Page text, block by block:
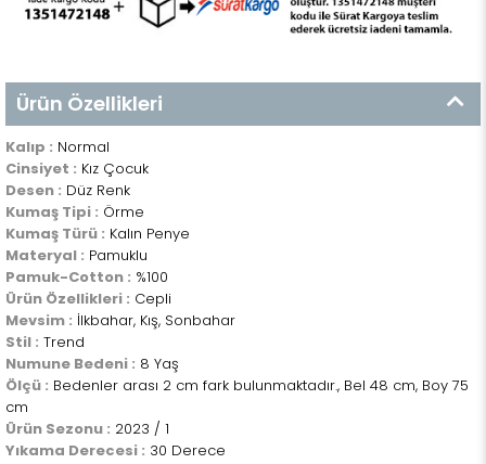
Ürün Özellikleri
Kalıp : Normal
Cinsiyet : Kız Çocuk
Desen : Düz Renk
Kumaş Tipi : Örme
Kumaş Türü : Kalın Penye
Materyal : Pamuklu
Pamuk-Cotton : %100
Ürün Özellikleri : Cepli
Mevsim : İlkbahar, Kış, Sonbahar
Stil : Trend
Numune Bedeni : 8 Yaş
Ölçü : Bedenler arası 2 cm fark bulunmaktadır., Bel 48 cm, Boy 75
cm
Ürün Sezonu : 2023 / 1
Yıkama Derecesi : 30 Derece